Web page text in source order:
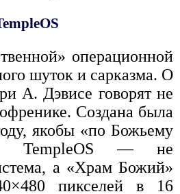
операционной
шуток и сарказма. О
А. Дэвисе говорят не
Создана была
якобы «по Божьему
TempleOS — не
а «Храм Божий»
пикселей в 16